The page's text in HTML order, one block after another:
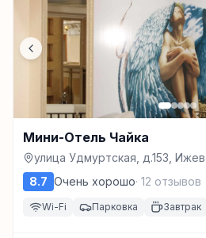
Мини-Отель Чайка
улица Удмуртская, д.153,
8.7 Очень хорошо· 12 отзывов
Wi-Fi Парковка Завтрак